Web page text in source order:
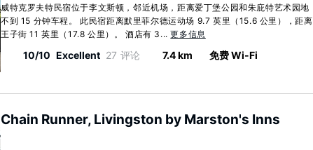
威特克罗夫特民宿位于李文斯顿，邻近机场，距离爱丁堡公园和朱庇特艺术园地
不到 15 分钟车程。 此民宿距离默里菲尔德运动场 9.7 英里（15.6 公里），距离
王子街 11 英里（17.8 公里）。 酒店有 3...更多信息
10/10 Excellent 27 评论 7.4 km 免费 Wi-Fi
Chain Runner, Livingston by Marston's Inns